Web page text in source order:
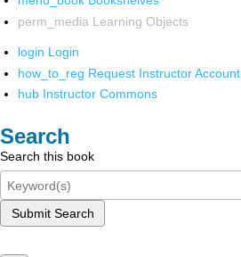
perm_media Learning Objects
login Login
how_to_reg Request Instructor Account
hub Instructor Commons
Search
Search this book
Submit Search